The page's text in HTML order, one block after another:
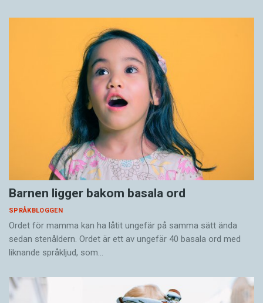
Barnen ligger bakom basala ord
SPRÅKBLOGGEN
Ordet för mamma kan ha låtit ungefär på samma sätt ända
sedan stenåldern. Ordet är ett av ungefär 40 basala ord med
liknande språkljud, som…